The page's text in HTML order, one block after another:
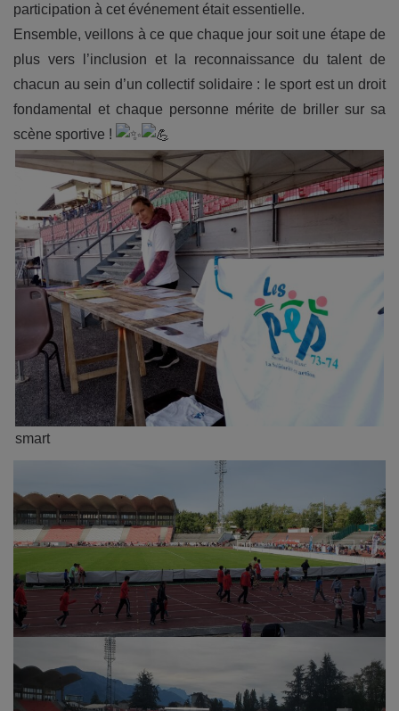
participation à cet événement était essentielle.
Ensemble, veillons à ce que chaque jour soit une étape de
plus vers l’inclusion et la reconnaissance du talent de
chacun au sein d’un collectif solidaire : le sport est un droit
fondamental et chaque personne mérite de briller sur sa
scène sportive !
smart